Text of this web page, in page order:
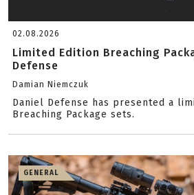
02.08.2026
Limited Edition Breaching
Defense
Damian Niemczuk
Daniel Defense has presented a
Breaching Package sets.
GENERAL